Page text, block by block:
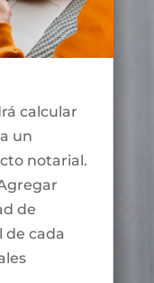
calcular
un
notarial.
de
de cada